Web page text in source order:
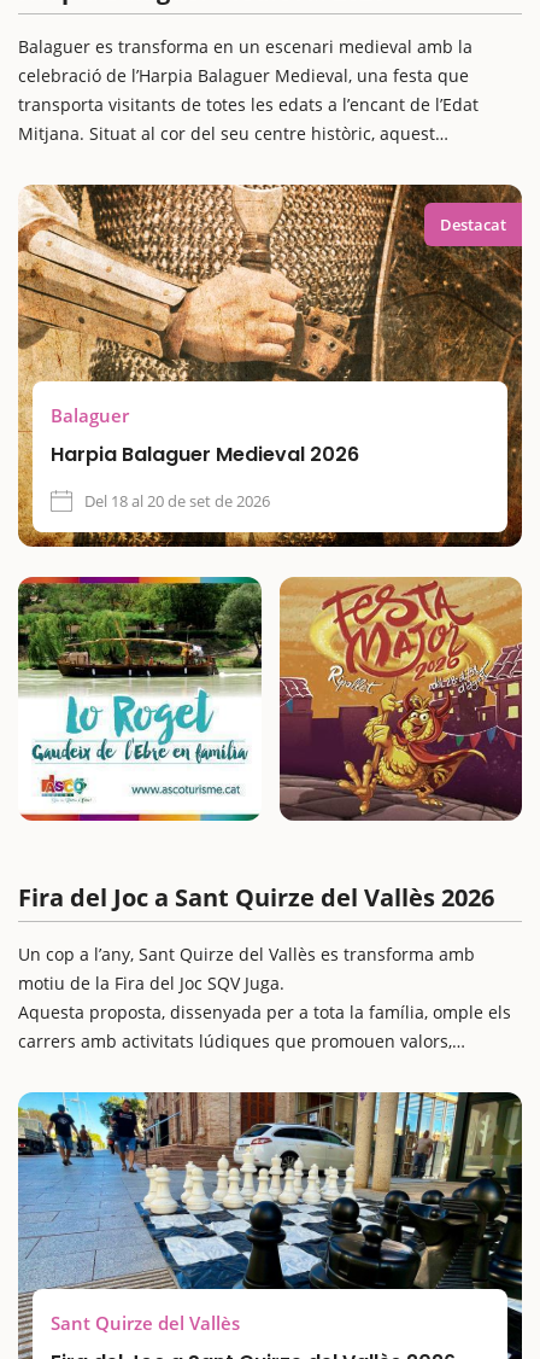
Balaguer es transforma en un escenari medieval amb la
celebració de l’Harpia Balaguer Medieval, una festa que
transporta visitants de totes les edats a l’encant de l’Edat
Mitjana. Situat al cor del seu centre històric, aquest
tota la família, oferint una experiència immersiva que no et
pots perdre.
La fira d'enguany estarà dedicada a les supersticions i
creences.
Balaguer
Harpia Balaguer Medieval 2026
Del 18 al 20 de set de 2026
Destacat
Fira del Joc a Sant Quirze del Vallès 2026
Un cop a l’any, Sant Quirze del Vallès es transforma amb
motiu de la Fira del Joc SQV Juga.
Aquesta proposta, dissenyada per a tota la família, omple els
carrers amb activitats lúdiques que promouen valors,
nens per descobrir la màgia del joc com a eina educativa i
socialitzadora, amb tallers, jocs de taula, jocs gegants i espais
temàtics repartits pel municipi.
A més, l’esdeveniment aposta per impulsar el comerç local i
convertir Sant Quirze en un gran aparador de cultura i oci en
família.
Sant Quirze del Vallès